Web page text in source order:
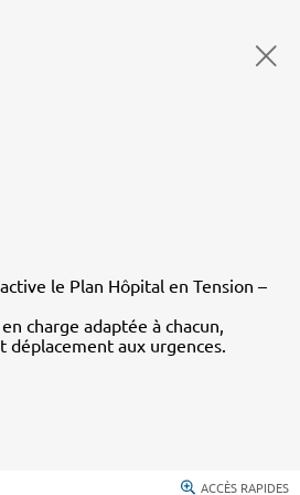
le Plan Hôpital en Tension –
charge adaptée à chacun,
déplacement aux urgences.
ACCÈS RAPIDES